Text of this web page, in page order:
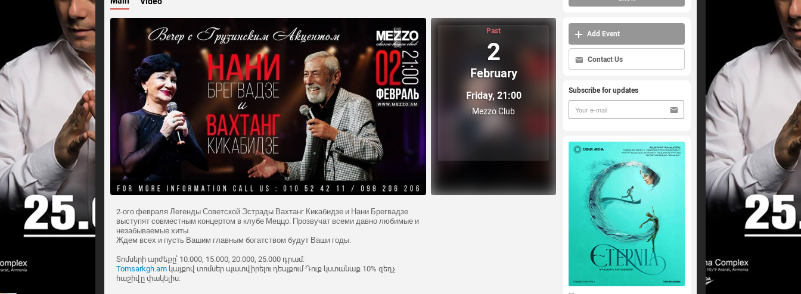
Past
2
February
Friday, 21:00
Mezzo Club
2-ого февраля Легенды Советской Эстрады Вахтанг Кикабидзе и Нани Брегвадзе
выступят совместным концертом в клубе Меццо. Прозвучат всеми давно любимые и
незабываемые хиты.
Ждем всех и пусть Вашим главным богатством будут Ваши годы.
Տոմսերի արժեքը՝ 10.000, 15.000, 20.000, 25.000 դրամ:
Tomsarkgh.am կայքով տոմսեր պատվիրելու դեպքում Դուք կստանաք 10% զեղչ
հաշիվը փակելիս:
Add Event
Contact Us
Subscribe for updates